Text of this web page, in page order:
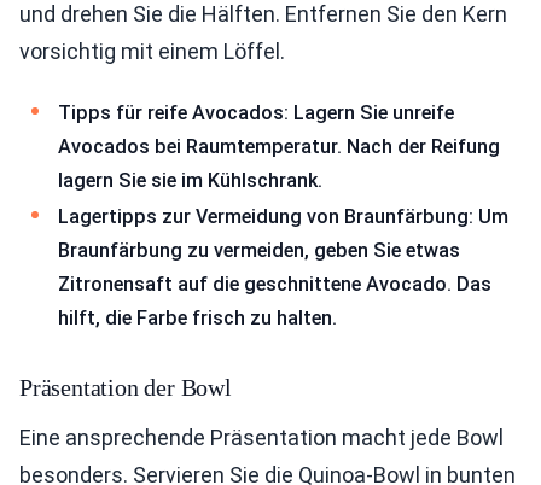
und drehen Sie die Hälften. Entfernen Sie den Kern
vorsichtig mit einem Löffel.
Tipps für reife Avocados: Lagern Sie unreife
Avocados bei Raumtemperatur. Nach der Reifung
lagern Sie sie im Kühlschrank.
Lagertipps zur Vermeidung von Braunfärbung: Um
Braunfärbung zu vermeiden, geben Sie etwas
Zitronensaft auf die geschnittene Avocado. Das
hilft, die Farbe frisch zu halten.
Präsentation der Bowl
Eine ansprechende Präsentation macht jede Bowl
besonders. Servieren Sie die Quinoa-Bowl in bunten